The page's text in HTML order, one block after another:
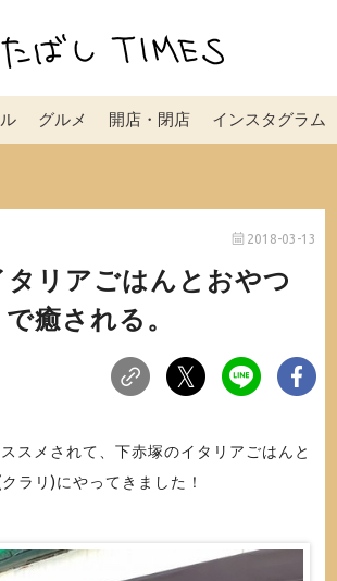
グルメ 開店・閉店 インスタグラム
2018-03-13
タリアごはんとおやつ
癒される。
スメされて、下赤塚のイタリアごはんと
ラリ)にやってきました！